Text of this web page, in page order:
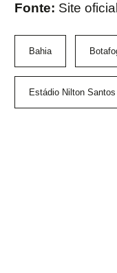
Fonte: Site
Bahia
Estádio Nilton Santos